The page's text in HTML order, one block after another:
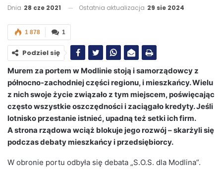
Dnia 28 cze 2021 Ostatnia aktualizacja 29 sie 2024
1
1 878
Podziel się
Murem za portem w Modlinie stoją i samorządowcy z
północno-zachodniej części regionu, i mieszkańcy. Wielu
z nich swoje życie związało z tym miejscem, poświęcając
często wszystkie oszczędności i zaciągało kredyty. Jeśli
lotnisko przestanie istnieć, upadną też setki ich firm.
A strona rządowa wciąż blokuje jego rozwój – skarżyli się
podczas debaty mieszkańcy i przedsiębiorcy.
W obronie portu odbyła się debata „S.O.S. dla Modlina”.